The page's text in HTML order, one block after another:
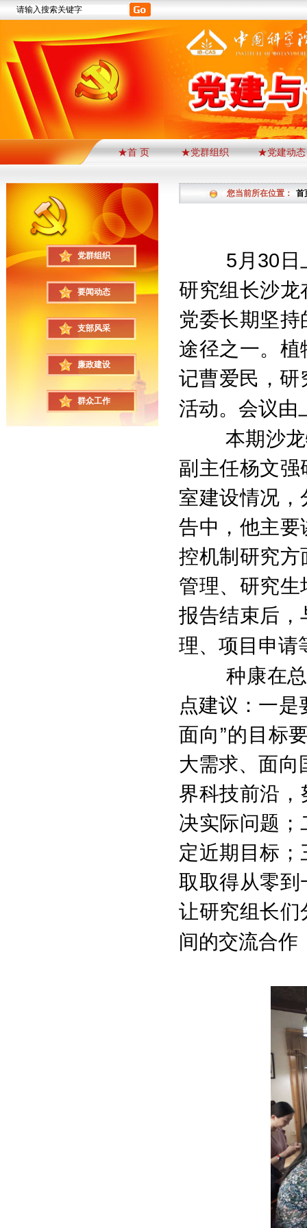
★首 页 ★党群组织 ★党建动态
党群组织
要闻动态
支部风采
廉政建设
群众工作
您当前所在位置： 首
5 月 30
研究组长沙
党委长期坚
途径之一。
记曹爱民，研
活动。会议由
本期沙
副主任杨文
室建设情况
告中，他主
控机制研究
管理、研究
报告结束后
理、项目申请
种康在
点建议：一是
面向”的目标
大需求、面向
界科技前沿
决实际问题
定近期目标
取取得从零
让研究组长
间的交流合作